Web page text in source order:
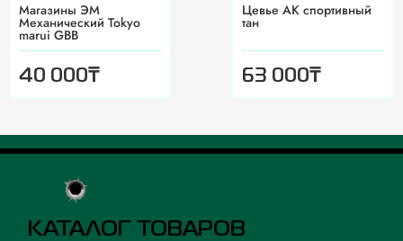
Магазины ЭМ
Механический Tokyo
marui GBB
40 000₸
Цевье АК спортивный
тан
63 000₸
КАТАЛОГ ТОВАРОВ